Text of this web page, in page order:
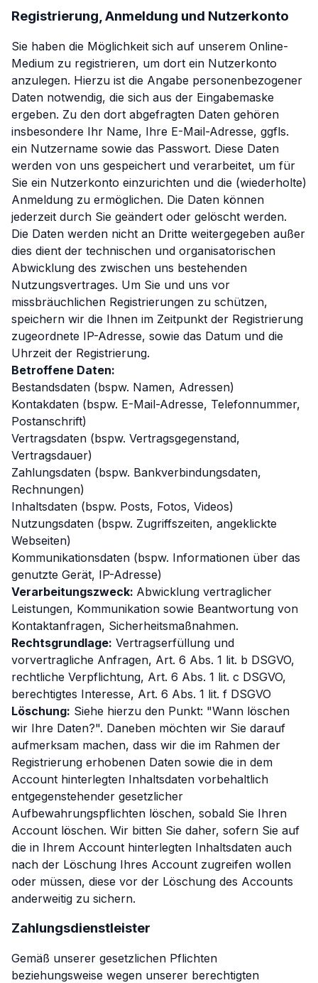
Registrierung, Anmeldung und Nutzerkonto
Sie haben die Möglichkeit sich auf unserem Online-
Medium zu registrieren, um dort ein Nutzerkonto
anzulegen. Hierzu ist die Angabe personenbezogener
Daten notwendig, die sich aus der Eingabemaske
ergeben. Zu den dort abgefragten Daten gehören
insbesondere Ihr Name, Ihre E-Mail-Adresse, ggfls.
ein Nutzername sowie das Passwort. Diese Daten
werden von uns gespeichert und verarbeitet, um für
Sie ein Nutzerkonto einzurichten und die (wiederholte)
Anmeldung zu ermöglichen. Die Daten können
jederzeit durch Sie geändert oder gelöscht werden.
Die Daten werden nicht an Dritte weitergegeben außer
dies dient der technischen und organisatorischen
Abwicklung des zwischen uns bestehenden
Nutzungsvertrages. Um Sie und uns vor
missbräuchlichen Registrierungen zu schützen,
speichern wir die Ihnen im Zeitpunkt der Registrierung
zugeordnete IP-Adresse, sowie das Datum und die
Uhrzeit der Registrierung.
Betroffene Daten:
Bestandsdaten (bspw. Namen, Adressen)
Kontakdaten (bspw. E-Mail-Adresse, Telefonnummer,
Postanschrift)
Vertragsdaten (bspw. Vertragsgegenstand,
Vertragsdauer)
Zahlungsdaten (bspw. Bankverbindungsdaten,
Rechnungen)
Inhaltsdaten (bspw. Posts, Fotos, Videos)
Nutzungsdaten (bspw. Zugriffszeiten, angeklickte
Webseiten)
Kommunikationsdaten (bspw. Informationen über das
genutzte Gerät, IP-Adresse)
Verarbeitungszweck: Abwicklung vertraglicher
Leistungen, Kommunikation sowie Beantwortung von
Kontaktanfragen, Sicherheitsmaßnahmen.
Rechtsgrundlage: Vertragserfüllung und
vorvertragliche Anfragen, Art. 6 Abs. 1 lit. b DSGVO,
rechtliche Verpflichtung, Art. 6 Abs. 1 lit. c DSGVO,
berechtigtes Interesse, Art. 6 Abs. 1 lit. f DSGVO
Löschung: Siehe hierzu den Punkt: "Wann löschen
wir Ihre Daten?". Daneben möchten wir Sie darauf
aufmerksam machen, dass wir die im Rahmen der
Registrierung erhobenen Daten sowie die in dem
Account hinterlegten Inhaltsdaten vorbehaltlich
entgegenstehender gesetzlicher
Aufbewahrungspflichten löschen, sobald Sie Ihren
Account löschen. Wir bitten Sie daher, sofern Sie auf
die in Ihrem Account hinterlegten Inhaltsdaten auch
nach der Löschung Ihres Account zugreifen wollen
oder müssen, diese vor der Löschung des Accounts
anderweitig zu sichern.
Zahlungsdienstleister
Gemäß unserer gesetzlichen Pflichten
beziehungsweise wegen unserer berechtigten